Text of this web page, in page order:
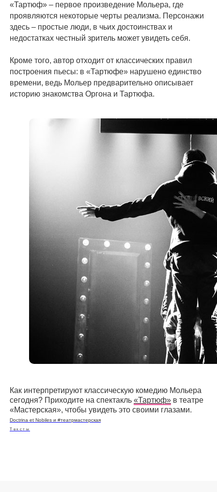
«Тартюф» – первое произведение Мольера, где
проявляются некоторые черты реализма. Персонажи
здесь – простые люди, в чьих достоинствах и
недостатках честный зритель может увидеть себя.
Кроме того, автор отходит от классических правил
построения пьесы: в «Тартюфе» нарушено единство
времени, ведь Мольер предварительно описывает
историю знакомства Оргона и Тартюфа.
Как интерпретируют классическую комедию Мольера
сегодня? Приходите на спектакль «Тартюф» в театре
«Мастерская», чтобы увидеть это своими глазами.
Doctrina et Nobiles и #театрмастерская
Тексты